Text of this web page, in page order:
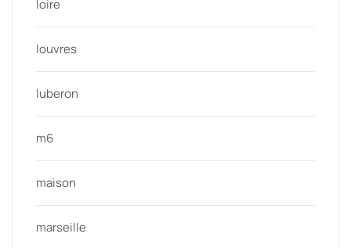
loire
louvres
luberon
m6
maison
marseille